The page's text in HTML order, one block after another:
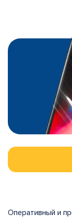
Оперативный и